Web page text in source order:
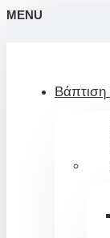
MENU
Βάπτιση